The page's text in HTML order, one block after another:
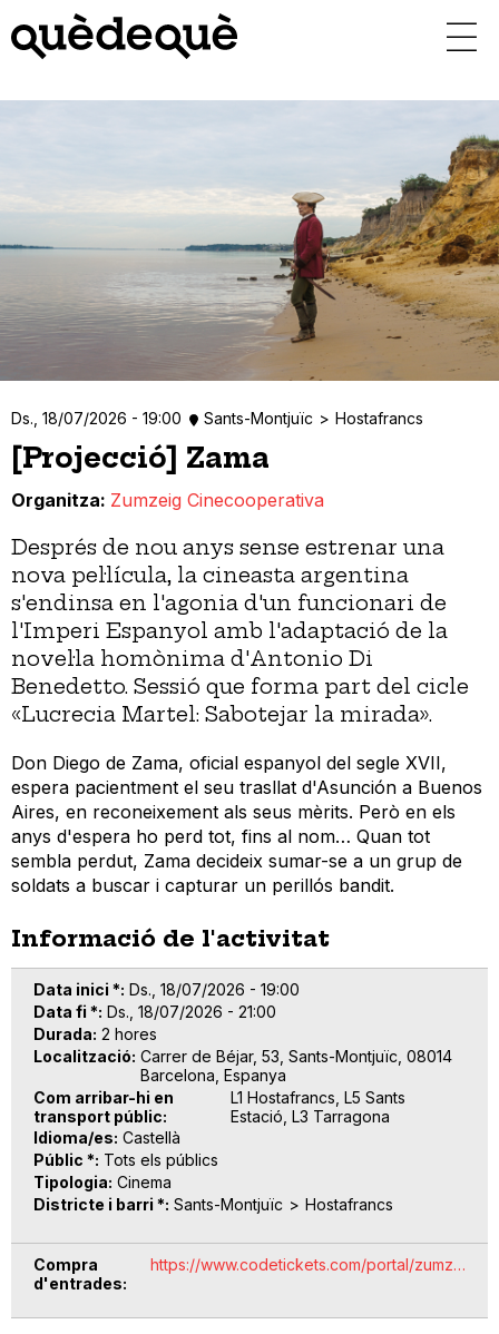
contingut
Ds., 18/07/2026 - 19:00 Sants-Montjuïc Hostafrancs
[Projecció] Zama
Organitza Zumzeig Cinecooperativa
Després de nou anys sense estrenar una
nova pel·lícula, la cineasta argentina
s'endinsa en l'agonia d'un funcionari de
l'Imperi Espanyol amb l'adaptació de la
novel·la homònima d'Antonio Di
Benedetto. Sessió que forma part del cicle
«Lucrecia Martel: Sabotejar la mirada».
Don Diego de Zama, oficial espanyol del segle XVII,
espera pacientment el seu trasllat d'Asunción a Buenos
Aires, en reconeixement als seus mèrits. Però en els
anys d'espera ho perd tot, fins al nom… Quan tot
sembla perdut, Zama decideix sumar-se a un grup de
soldats a buscar i capturar un perillós bandit.
Informació de l'activitat
Data inici * Ds., 18/07/2026 - 19:00
Data fi * Ds., 18/07/2026 - 21:00
Durada 2 hores
Localització Carrer de Béjar, 53, Sants-Montjuïc, 08014
Barcelona, Espanya
Com arribar-hi en
transport públic
L1 Hostafrancs, L5 Sants
Estació, L3 Tarragona
Idioma/es Castellà
Públic * Tots els públics
Tipologia Cinema
Districte i barri * Sants-Montjuïc Hostafrancs
Compra
d'entrades
https://www.codetickets.com/portal/zumz…